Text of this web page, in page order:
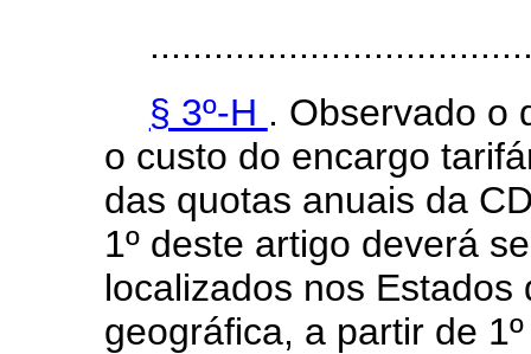
§ 3º-H . Observado o
o custo do encargo
das quotas anuais da
1º deste artigo deverá
localizados nos
geográfica, a partir de